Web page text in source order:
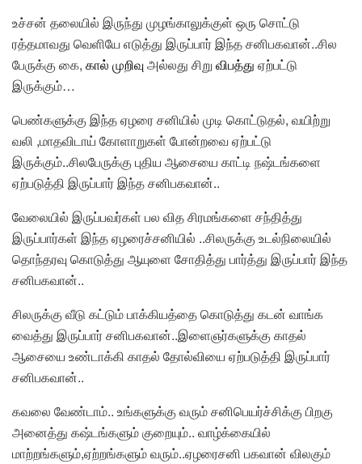
உச்சன் தலையில் இருந்து முழங்காலுக்குள் ஒரு சொட்டு
ரத்தமாவது வெளியே எடுத்து இருப்பார் இந்த சனிபகவான்..சில
பேருக்கு கை, கால் முறிவுஅல்லது சிறு விபத்து ஏற்பட்டு
இருக்கும்…
பெண்களுக்கு இந்த ஏழரை சனியில் முடி கொட்டுதல், வயிற்று
வலி ,மாதவிடாய் கோளாறுகள் போன்றவை ஏற்பட்டு
இருக்கும்..சிலபேருக்கு புதிய ஆசையை காட்டி நஷ்டங்களை
ஏற்படுத்தி இருப்பார் இந்த சனிபகவான்..
வேலையில் இருப்பவர்கள் பல வித சிரமங்களை சந்தித்து
இருப்பார்கள் இந்த ஏழரைச்சனியில் ..சிலருக்கு உடல்நிலையில்
தொந்தரவு கொடுத்து ஆயுளை சோதித்து பார்த்து இருப்பார் இந்த
சனிபகவான்..
சிலருக்கு வீடு கட்டும் பாக்கியத்தை கொடுத்து கடன் வாங்க
வைத்து இருப்பார் சனிபகவான்..இளைஞர்களுக்கு காதல்
ஆசையை உண்டாக்கி காதல் தோல்வியை ஏற்படுத்தி இருப்பார்
சனிபகவான்..
கவலை வேண்டாம்.. உங்களுக்கு வரும் சனிபெயர்ச்சிக்கு பிறகு
அனைத்து கஷ்டங்களும் குறையும்.. வாழ்க்கையில்
மாற்றங்களும்,ஏற்றங்களும் வரும்..ஏழரைசனி பகவான் விலகும்